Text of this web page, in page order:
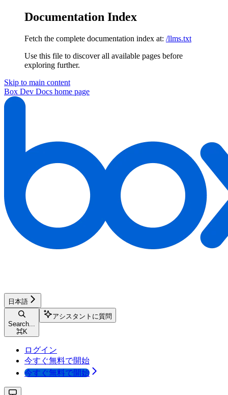
Documentation Index
Fetch the complete documentation index at: /llms.txt
Use this file to discover all available pages before
exploring further.
Skip to main content
Box Dev Docs home page
日本語
Search...
⌘K
アシスタントに質問
ログイン
今すぐ無料で開始
今すぐ無料で開始